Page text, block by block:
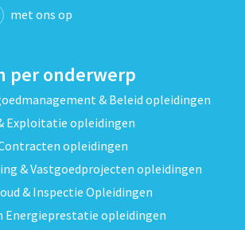
met ons op
per onderwerp
& Beleid opleidingen
Exploitatie opleidingen
opleidingen
& Vastgoedprojecten opleidingen
& Inspectie Opleidingen
Energieprestatie opleidingen